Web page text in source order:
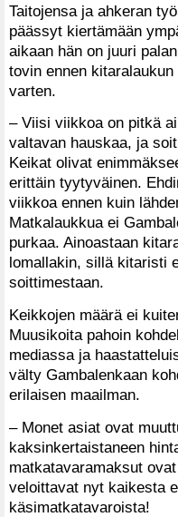
Taitojensa ja ahkeran
päässyt kiertämään
aikaan hän on juuri
tovin ennen
varten.
– Viisi viikkoa on pitkä
valtavan hauskaa, ja
Keikat olivat
erittäin tyytyväinen.
viikkoa ennen kuin
Matkalaukkua ei
purkaa. Ainoastaan
lomallakin, sillä kitaristi
soittimestaan.
Keikkojen määrä ei
Muusikoita pahoin
mediassa ja
välty Gambalenkaan
erilaisen maailman.
– Monet asiat ovat
kaksinkertaistaneen
matkatavaramaksut
veloittavat nyt kaikesta
käsimatkatavaroista!